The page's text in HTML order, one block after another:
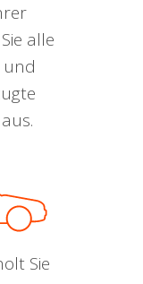
alle
und
Sie